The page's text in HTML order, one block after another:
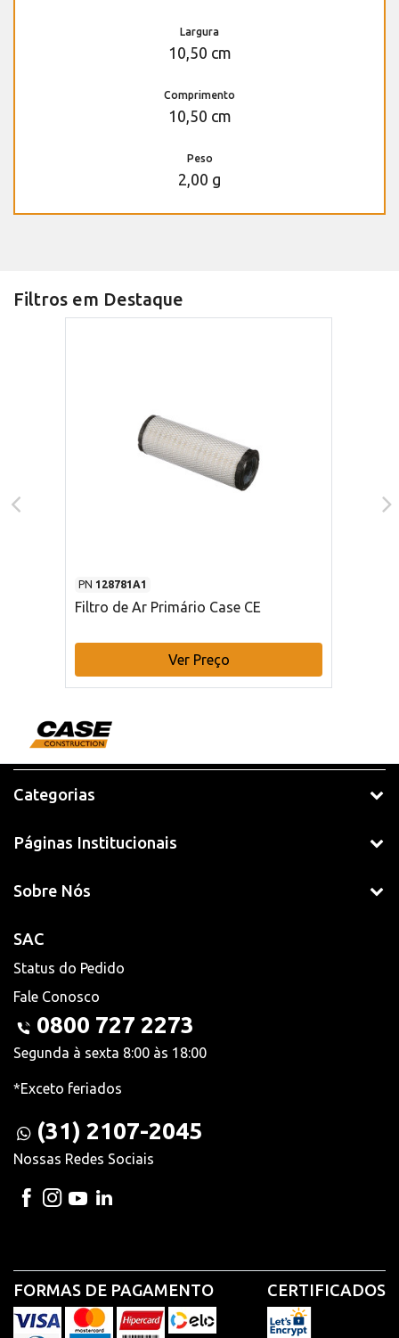
Largura
10,50 cm
Comprimento
10,50 cm
Peso
2,00 g
Filtros em Destaque
PN 128781A1
Filtro de Ar Primário Case CE
Ver Preço
Categorias
Páginas Institucionais
Sobre Nós
SAC
Status do Pedido
Fale Conosco
0800 727 2273
Segunda à sexta 8:00 às 18:00
*Exceto feriados
(31) 2107-2045
Nossas Redes Sociais
FORMAS DE PAGAMENTO CERTIFICADOS